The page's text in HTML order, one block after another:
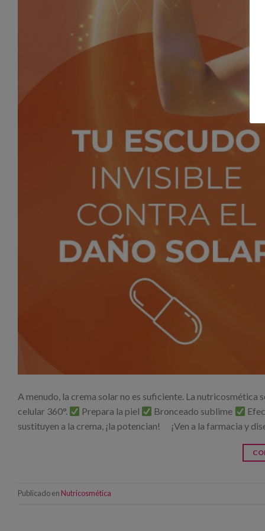
A menudo, la crema solar no es suficiente. La
celular 360°.
Prepara la piel Bronceado sublime
sustituyen a la crema, ¡la potencian! ¡Ven a la farmacia y
Publicado en Nutricosmética